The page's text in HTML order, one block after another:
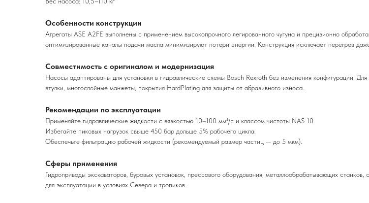
Особенности конструкции
Агрегаты ASE A2FE выполнены с применением высокопрочного легированного чугуна и прецизионно
оптимизированные каналы подачи масла минимизируют потери энергии. Конструкция исключает перегрев
Совместимость с оригиналом и модернизация
Насосы адаптированы для установки в гидравлические схемы Bosch Rexroth без изменения конфигурации.
втулки, многослойные манжеты, покрытия HardPlating для защиты от абразивного износа.
Рекомендации по эксплуатации
Применяйте гидравлические жидкости с вязкостью 10–100 мм²/с и классом чистоты NAS 10.
Избегайте пиковых нагрузок свыше 450 бар дольше 5% рабочего цикла.
Обеспечьте фильтрацию рабочей жидкости (рекомендуемый размер частиц — до 5 мкм).
Сферы применения
Гидроприводы экскаваторов, буровых установок, прессового оборудования, металлообрабатывающих
для эксплуатации в условиях Севера и тропиков.